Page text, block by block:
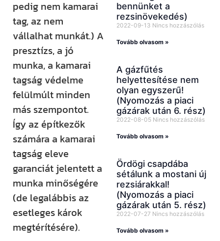
pedig nem kamarai
tag, az nem
vállalhat munkát.) A
presztízs, a jó
munka, a kamarai
tagság védelme
felülmúlt minden
más szempontot.
Így az építkezők
számára a kamarai
tagság eleve
garanciát jelentett a
munka minőségére
(de legalábbis az
esetleges károk
megtérítésére).
bennünket a
rezsinövekedés)
2022-09-13 Nincs hozzászólás
Tovább olvasom »
A gázfűtés
helyettesítése nem
olyan egyszerű!
(Nyomozás a piaci
gázárak után 6. rész)
2022-08-05 Nincs hozzászólás
Tovább olvasom »
Ördögi csapdába
sétálunk a mostani új
rezsiárakkal!
(Nyomozás a piaci
gázárak után 5. rész)
2022-07-27 Nincs hozzászólás
Tovább olvasom »